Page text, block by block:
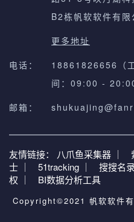
B2栋帆软软件有限
更多地址
电话：
18861826656（
间：09:00 - 20:00
邮箱：
友情链接： 八爪鱼采集器 ｜
士 ｜
51tracking ｜ 搜搜名
权 ｜
BI数据分析工具
Copyright©2021 帆软软件有